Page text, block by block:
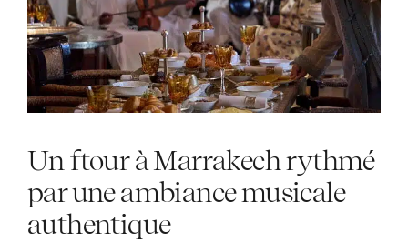
Un ftour à Marrakech rythmé
par une ambiance musicale
authentique